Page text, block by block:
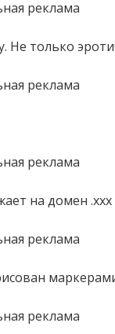
Не только
на домен .ххх